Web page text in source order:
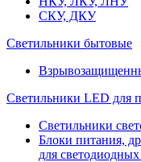
СКУ, ДКУ
Светильники бытовые
Светильники LED для
Светильники
Блоки питания,
для